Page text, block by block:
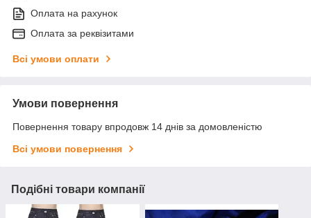
Оплата на рахунок
Оплата за реквізитами
Всі умови оплати
Умови повернення
Повернення товару впродовж 14 днів за домовленістю
Всі умови повернення
Подібні товари компанії